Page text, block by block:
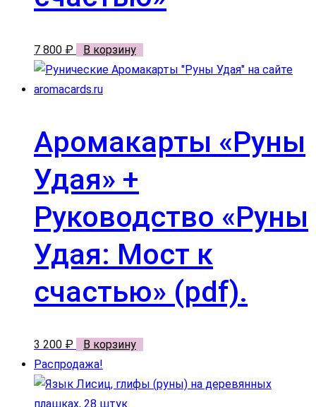
7 800 ₽ В корзину
Аромакарты «Руны
Удая» +
Руководство «Руны
Удая: Мост к
счастью» (pdf).
3 200 ₽
В корзину
Распродажа!